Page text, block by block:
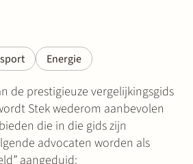
Energie
de prestigieuze vergelijkingsgids
Stek wederom aanbevolen
die in die gids zijn
advocaten worden als
aangeduid: